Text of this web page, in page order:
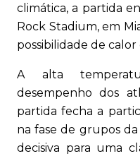
climática, a partida
Rock Stadium, em
possibilidade de
A alta
desempenho dos
partida fecha a
na fase de grupos
decisiva para uma